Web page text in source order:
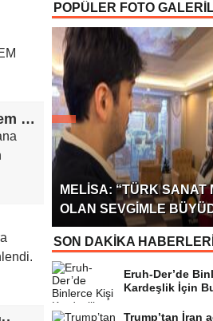
OYUNCUSU” ÖDÜLÜ!
İran’ın Yezd eyaletinde 5,2 büyüklüğünde deprem meydana geldi
POPÜLER FOTO
MELISA: “TÜRK SANAT
OLAN SEVGIMLE
SON DAKİKA HABERLERİ
Eruh-Der’de
Kardeşlik İçin
Trump’tan İran